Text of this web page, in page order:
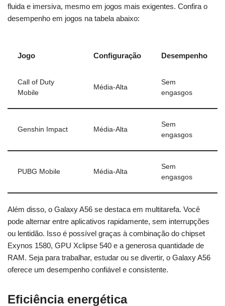
fluida e imersiva, mesmo em jogos mais exigentes. Confira o
desempenho em jogos na tabela abaixo:
Jogo Configuração Desempenho
Call of Duty
Mobile
Média-Alta
Sem
engasgos
Genshin Impact Média-Alta
Sem
engasgos
PUBG Mobile Média-Alta
Sem
engasgos
Além disso, o Galaxy A56 se destaca em multitarefa. Você
pode alternar entre aplicativos rapidamente, sem interrupções
ou lentidão. Isso é possível graças à combinação do chipset
Exynos 1580, GPU Xclipse 540 e a generosa quantidade de
RAM. Seja para trabalhar, estudar ou se divertir, o Galaxy A56
oferece um desempenho confiável e consistente.
Eficiência energética